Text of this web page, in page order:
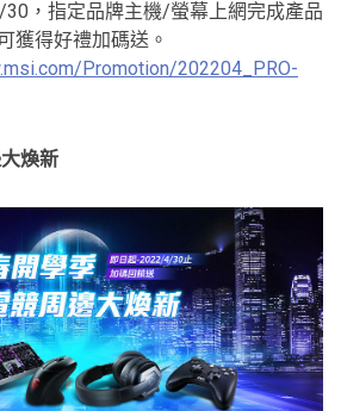
，指定品牌主機/螢幕上網完成產品
獲得好禮加碼送。
Promotion/202204_PRO-
煥新